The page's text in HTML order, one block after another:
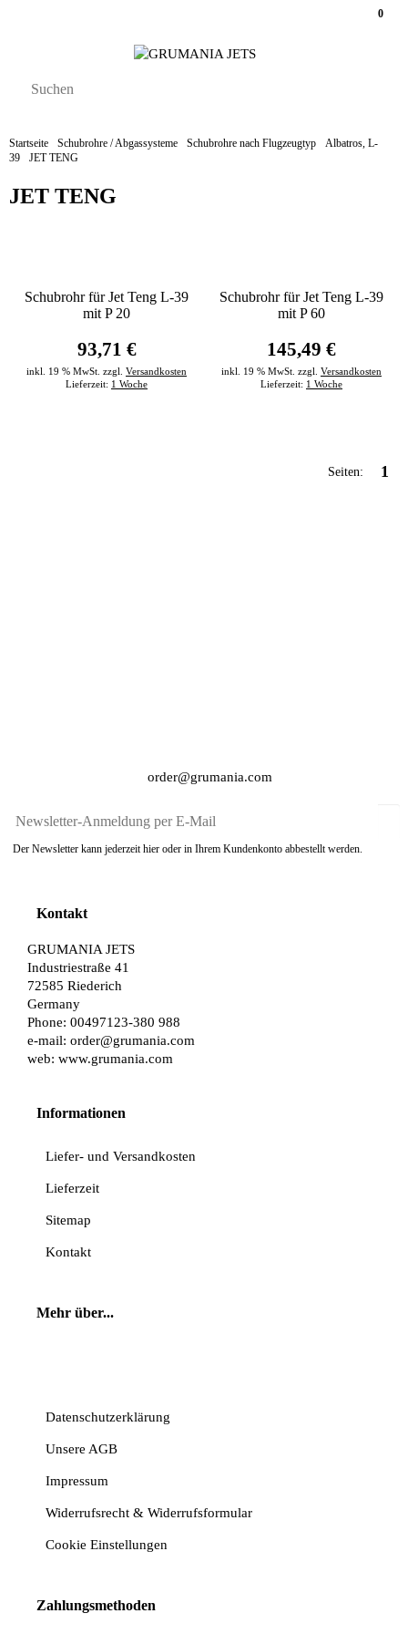
0
Startseite Schubrohre / Abgassysteme Schubrohre nach Flugzeugtyp
Albatros, L-
39
JET TENG
JET TENG
Schubrohr für Jet Teng L-39
mit P 20
93,71 €
inkl. 19 % MwSt. zzgl. Versandkosten
Lieferzeit: 1 Woche
Schubrohr für Jet Teng L-39
mit P 60
145,49 €
inkl. 19 % MwSt. zzgl. Versandkosten
Lieferzeit: 1 Woche
Seiten: 1
order@grumania.com
Der Newsletter kann jederzeit hier oder in Ihrem Kundenkonto abbestellt werden.
Kontakt
GRUMANIA JETS
Industriestraße 41
72585 Riederich
Germany
Phone: 00497123-380 988
e-mail: order@grumania.com
web: www.grumania.com
Informationen
Liefer- und Versandkosten
Lieferzeit
Sitemap
Kontakt
Mehr über...
Datenschutzerklärung
Unsere AGB
Impressum
Widerrufsrecht & Widerrufsformular
Cookie Einstellungen
Zahlungsmethoden